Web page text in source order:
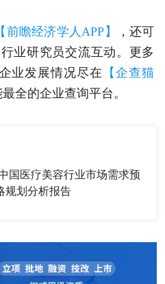
【前瞻经济学人APP】
，还可
业研究员交流互动。更多
业发展情况尽在
【企查猫
全的企业查询平台。
国医疗美容行业市场需求预
规划分析报告